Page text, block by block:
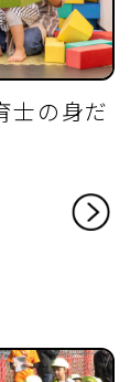
士の身だ